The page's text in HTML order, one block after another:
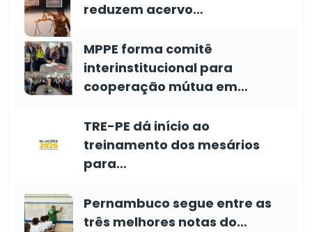
reduzem acervo…
MPPE forma comitê
interinstitucional para
cooperação mútua em…
TRE-PE dá início ao
treinamento dos mesários
para…
Pernambuco segue entre as
três melhores notas do…